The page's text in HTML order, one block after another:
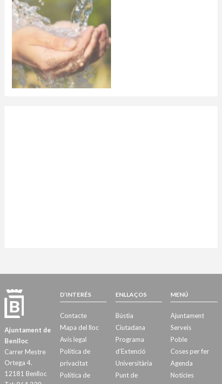
Ajuntament de
Benlloc
Carrer Mestre
Ortega 4.
12181 Benlloc
D’INTERÉS
Contacte
Mapa del lloc
Avís legal
Política de
privacitat
Política de
ENLLAÇOS
Bústia
Ciutadana
Programa
d’Extenció
Universitària
Punt de
MENÚ
Ajuntament
Serveis
Poble
Coses per fer
Agenda
Notícies